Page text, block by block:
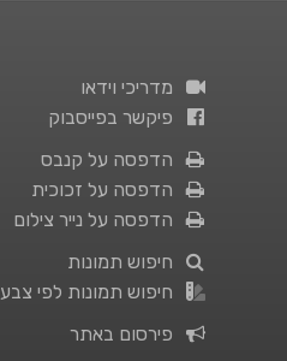
מדריכי וידאו
פיקשר בפייסבוק
הדפסה על קנבס
הדפסה על זכוכית
הדפסה על נייר צילום
חיפוש תמונות
חיפוש תמונות לפי צבע
פירסום באתר